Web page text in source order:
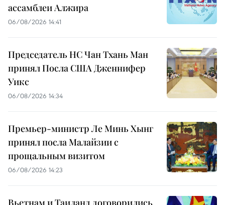
ассамблеи Алжира
06/08/2026 14:41
Председатель НС Чан Тхань Ман
принял Посла США Дженнифер
Уикс
06/08/2026 14:34
Премьер-министр Ле Минь Хынг
принял посла Малайзии с
прощальным визитом
06/08/2026 14:23
Вьетнам и Таиланд договорились